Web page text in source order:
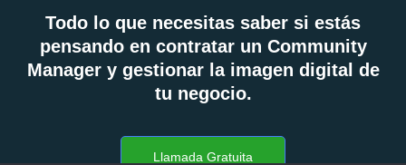
Todo lo que necesitas saber si estás
pensando en contratar un Community
Manager y gestionar la imagen digital de
tu negocio.
Llamada Gratuita